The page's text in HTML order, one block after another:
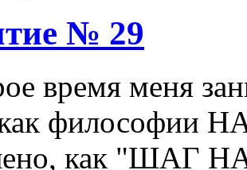
№ 29
время меня
как философии
как "ШАГ